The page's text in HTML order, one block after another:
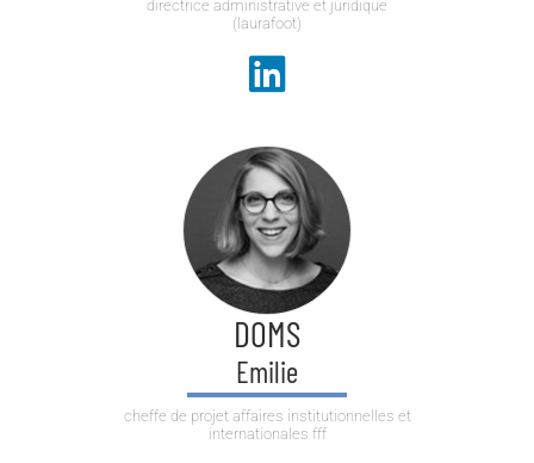
directrice administrative et juridique
(laurafoot)
DOMS
Emilie
cheffe de projet affaires institutionnelles et
internationales fff